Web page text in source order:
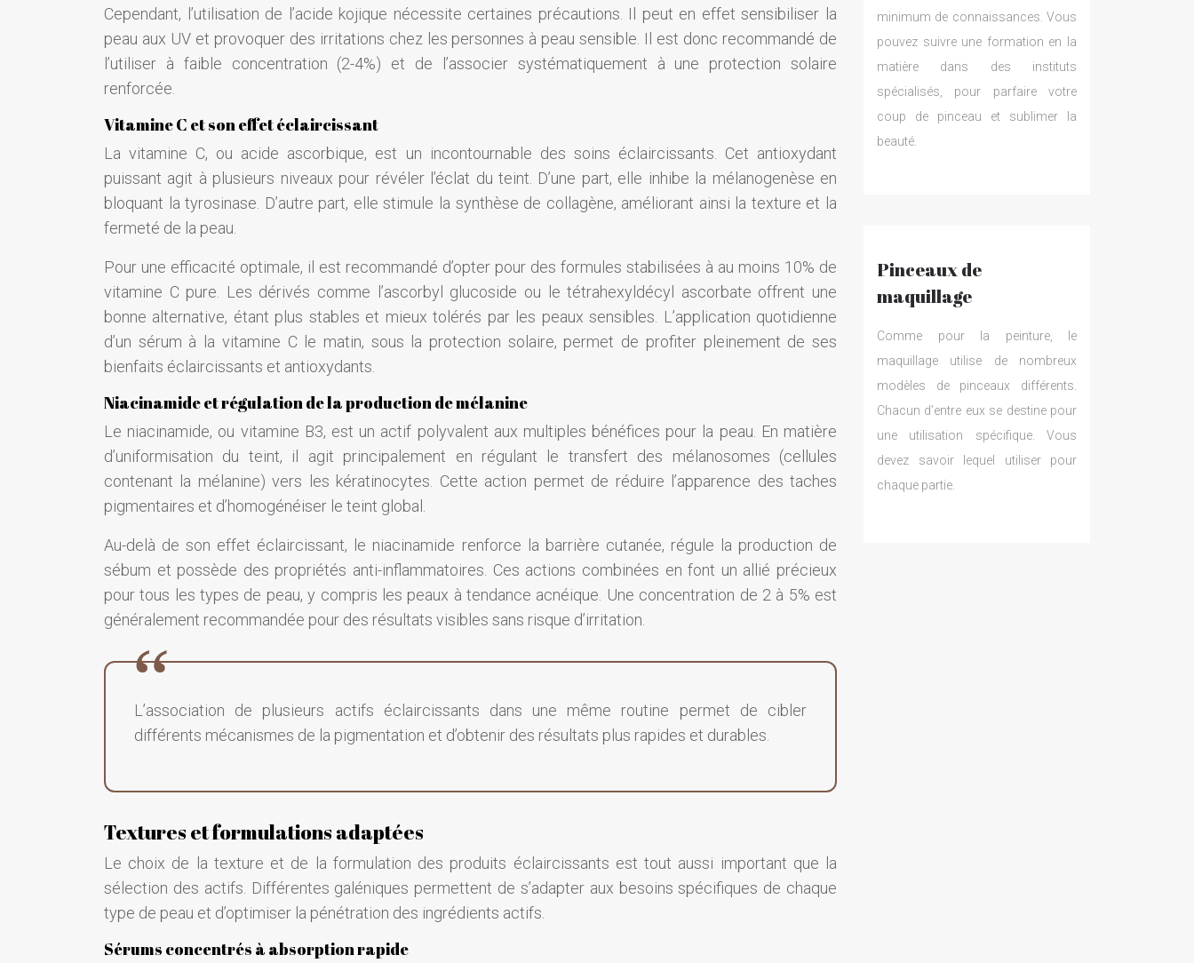
Cependant, l’utilisation de l’acide kojique nécessite certaines précautions. Il peut en effet sensibiliser la
peau aux UV et provoquer des irritations chez les personnes à peau sensible. Il est donc recommandé de
l’utiliser à faible concentration (2-4%) et de l’associer systématiquement à une protection solaire
renforcée.
Vitamine C et son effet éclaircissant
La vitamine C, ou acide ascorbique, est un incontournable des soins éclaircissants. Cet antioxydant
puissant agit à plusieurs niveaux pour révéler l’éclat du teint. D’une part, elle inhibe la mélanogenèse en
bloquant la tyrosinase. D’autre part, elle stimule la synthèse de collagène, améliorant ainsi la texture et la
fermeté de la peau.
Pour une efficacité optimale, il est recommandé d’opter pour des formules stabilisées à au moins 10% de
vitamine C pure. Les dérivés comme l’ascorbyl glucoside ou le tétrahexyldécyl ascorbate offrent une
bonne alternative, étant plus stables et mieux tolérés par les peaux sensibles. L’application quotidienne
d’un sérum à la vitamine C le matin, sous la protection solaire, permet de profiter pleinement de ses
bienfaits éclaircissants et antioxydants.
Niacinamide et régulation de la production de mélanine
Le niacinamide, ou vitamine B3, est un actif polyvalent aux multiples bénéfices pour la peau. En matière
d’uniformisation du teint, il agit principalement en régulant le transfert des mélanosomes (cellules
contenant la mélanine) vers les kératinocytes. Cette action permet de réduire l’apparence des taches
pigmentaires et d’homogénéiser le teint global.
Au-delà de son effet éclaircissant, le niacinamide renforce la barrière cutanée, régule la production de
sébum et possède des propriétés anti-inflammatoires. Ces actions combinées en font un allié précieux
pour tous les types de peau, y compris les peaux à tendance acnéique. Une concentration de 2 à 5% est
généralement recommandée pour des résultats visibles sans risque d’irritation.
L’association de plusieurs actifs éclaircissants dans une même routine permet de cibler
différents mécanismes de la pigmentation et d’obtenir des résultats plus rapides et durables.
Textures et formulations adaptées
Le choix de la texture et de la formulation des produits éclaircissants est tout aussi important que la
sélection des actifs. Différentes galéniques permettent de s’adapter aux besoins spécifiques de chaque
type de peau et d’optimiser la pénétration des ingrédients actifs.
Sérums concentrés à absorption rapide
minimum de connaissances. Vous
pouvez suivre une formation en la
matière dans des instituts
spécialisés, pour parfaire votre
coup de pinceau et sublimer la
beauté.
Pinceaux de
maquillage
Comme pour la peinture, le
maquillage utilise de nombreux
modèles de pinceaux différents.
Chacun d’entre eux se destine pour
une utilisation spécifique. Vous
devez savoir lequel utiliser pour
chaque partie.